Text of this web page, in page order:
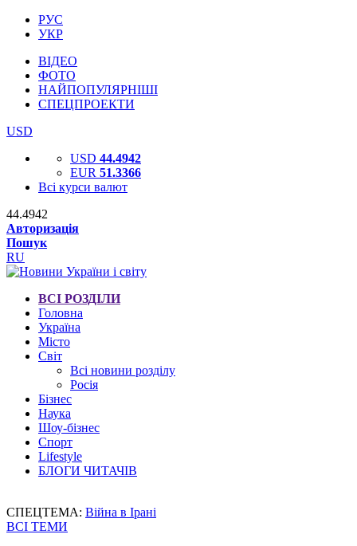
РУС
УКР
ВІДЕО
ФОТО
НАЙПОПУЛЯРНІШІ
СПЕЦПРОЕКТИ
USD
USD 44.4942
EUR 51.3366
Всі курси валют
44.4942
Авторизація
Пошук
RU
ВСІ РОЗДІЛИ
Головна
Україна
Місто
Світ
Всі новини розділу
Росія
Бізнес
Наука
Шоу-бізнес
Спорт
Lifestyle
БЛОГИ ЧИТАЧІВ
СПЕЦТЕМА: Війна в Ірані
ВСІ ТЕМИ